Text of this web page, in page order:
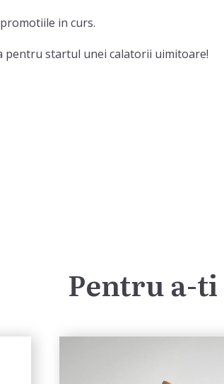
in curs.
pentru startul unei calatorii uimitoare!
Pentru a-